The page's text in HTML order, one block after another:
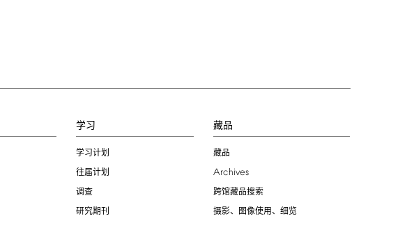
学习
学习计划
往届计划
调查
研究期刊
藏品
藏品
Archives
跨馆藏品搜索
摄影、图像使用、细览